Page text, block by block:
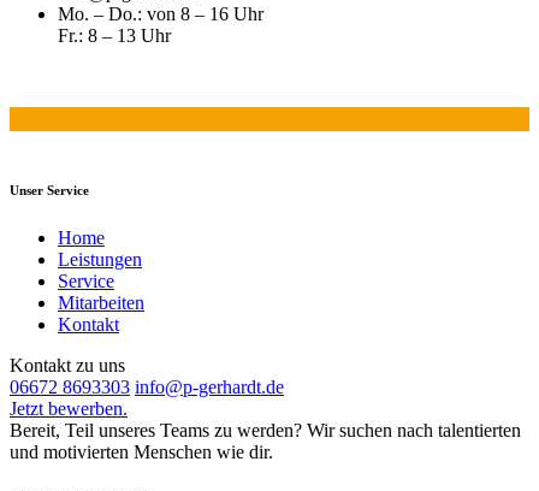
Mo. – Do.: von 8 – 16 Uhr
Fr.: 8 – 13 Uhr
Unser Service
Home
Leistungen
Service
Mitarbeiten
Kontakt
Kontakt zu uns
06672 8693303 info@p-gerhardt.de
Jetzt bewerben.
Bereit, Teil unseres Teams zu werden? Wir suchen nach talentierten
und motivierten Menschen wie dir.